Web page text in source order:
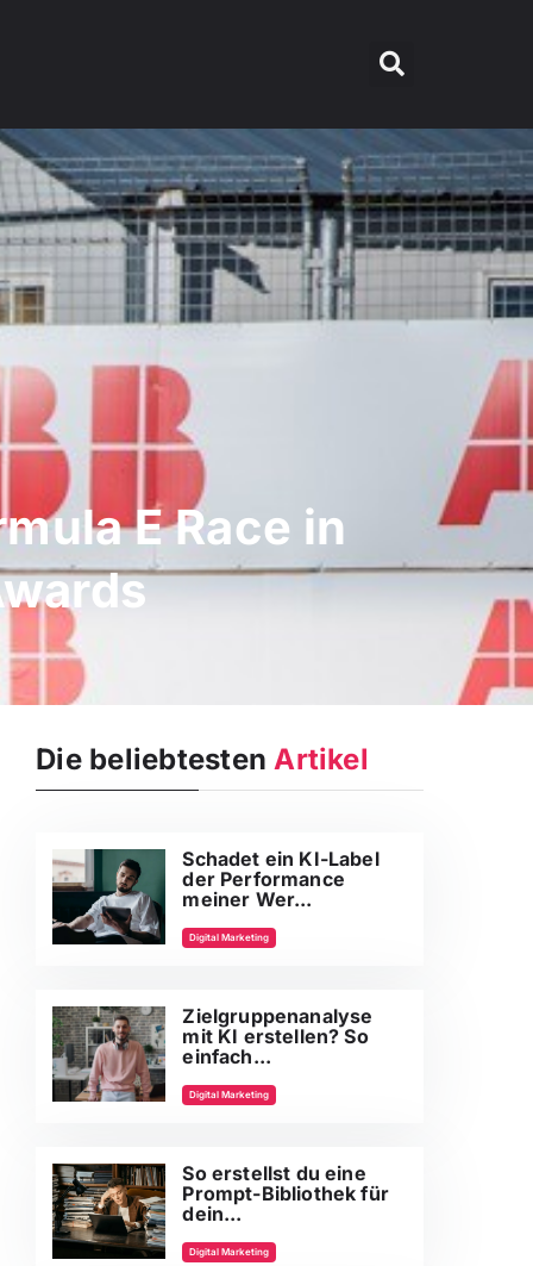
E Race in
Die beliebtestenArtikel
Schadet ein KI-Label
der Performance
meiner Wer...
Digital Marketing
Zielgruppenanalyse
mit KI erstellen? So
einfach...
Digital Marketing
So erstellst du eine
Prompt-Bibliothek für
dein...
Digital Marketing